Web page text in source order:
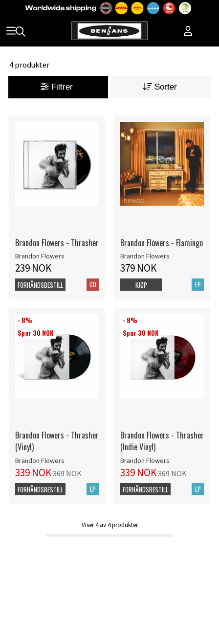
4 produkter
Filtrer Sorter
Brandon Flowers - Thrasher
Brandon Flowers
239 NOK
CD
FORHÅNDSBESTILL
Brandon Flowers - Flamingo
Brandon Flowers
379 NOK
LP
KJØP
- 8%
Spar 30 NOK
Brandon Flowers - Thrasher
(Vinyl)
Brandon Flowers
339 NOK369 NOK
LP
FORHÅNDSBESTILL
- 8%
Spar 30 NOK
Brandon Flowers - Thrasher
(Indie Vinyl)
Brandon Flowers
339 NOK369 NOK
LP
FORHÅNDSBESTILL
Viser4av4produkter